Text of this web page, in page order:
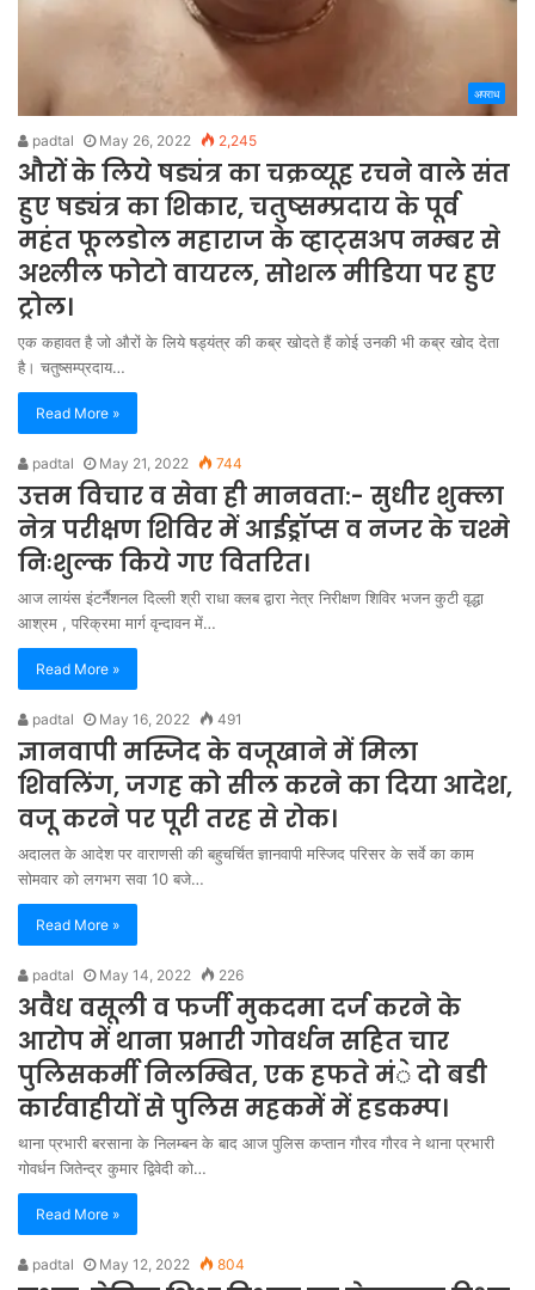
अपराध
padtal May 26, 2022 2,245
औरों के लिये षड्यंत्र का चक्रव्यूह रचने वाले संत
हुए षड्यंत्र का शिकार, चतुष्सम्प्रदाय के पूर्व
महंत फूलडोल महाराज के व्हाट्सअप नम्बर से
अश्लील फोटो वायरल, सोशल मीडिया पर हुए
ट्रोल।
एक कहावत है जो औरों के लिये षड्यंत्र की कब्र खोदते हैं कोई उनकी भी कब्र खोद देता
है। चतुष्सम्प्रदाय…
Read More »
padtal May 21, 2022 744
उत्तम विचार व सेवा ही मानवता:- सुधीर शुक्ला
नेत्र परीक्षण शिविर में आईड्रॉप्स व नजर के चश्मे
निःशुल्क किये गए वितरित।
आज लायंस इंटर्नैशनल दिल्ली श्री राधा क्लब द्वारा नेत्र निरीक्षण शिविर भजन कुटी वृद्धा
आश्रम , परिक्रमा मार्ग वृन्दावन में…
Read More »
padtal May 16, 2022 491
ज्ञानवापी मस्जिद के वजूखाने में मिला
शिवलिंग, जगह को सील करने का दिया आदेश,
वजू करने पर पूरी तरह से रोक।
अदालत के आदेश पर वाराणसी की बहुचर्चित ज्ञानवापी मस्जिद परिसर के सर्वे का काम
सोमवार को लगभग सवा 10 बजे…
Read More »
padtal May 14, 2022 226
अवैध वसूली व फर्जी मुकदमा दर्ज करने के
आरोप में थाना प्रभारी गोवर्धन सहित चार
पुलिसकर्मी निलम्बित, एक हफते मंे दो बडी
कार्रवाहीयों से पुलिस महकमें में हडकम्प।
थाना प्रभारी बरसाना के निलम्बन के बाद आज पुलिस कप्तान गौरव गौरव ने थाना प्रभारी
गोवर्धन जितेन्द्र कुमार द्विवेदी को…
Read More »
padtal May 12, 2022 804